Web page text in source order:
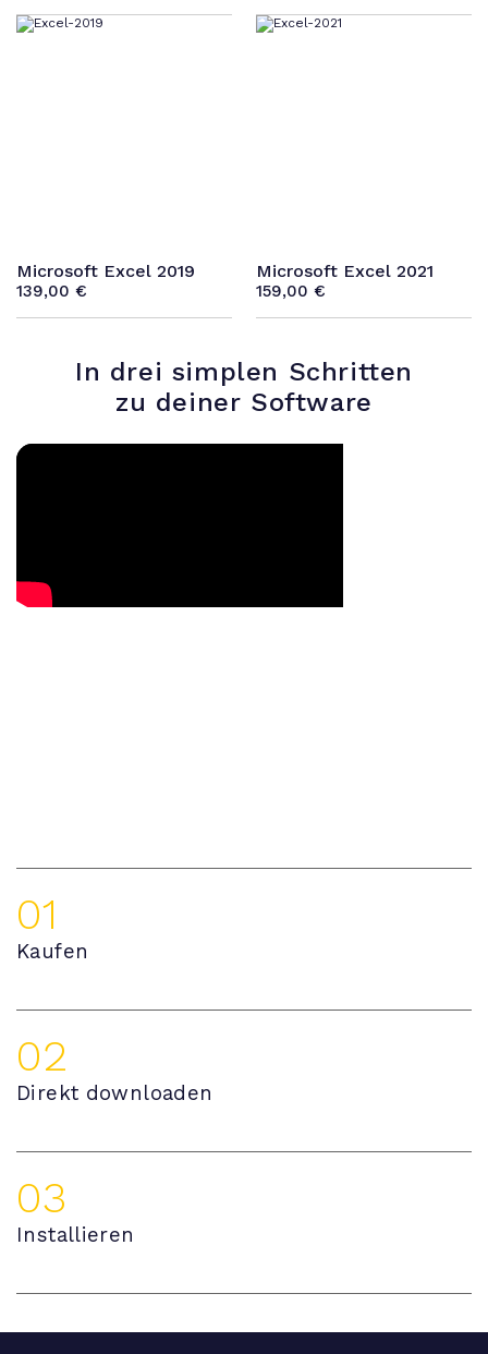
Microsoft Excel 2019
139,00 €
Microsoft Excel 2021
159,00€
In drei simplen Schritten
zu deiner Software
01
Kaufen
02
Direkt downloaden
03
Installieren